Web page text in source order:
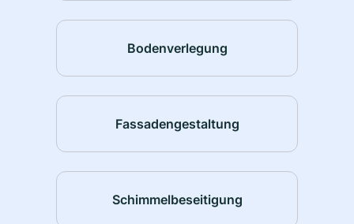
Bodenverlegung
Fassadengestaltung
Schimmelbeseitigung